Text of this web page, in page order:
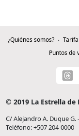
¿Quiénes somos?
Puntos de
© 2019 La Estrella de
C/ Alejandro A. Duque G.
Teléfono: +507 204-0000